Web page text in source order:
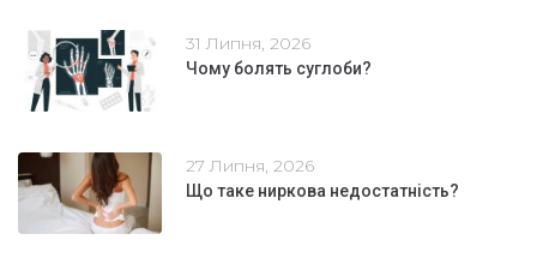
31 Липня, 2026
Чому болять суглоби?
27 Липня, 2026
Що таке ниркова недостатність?